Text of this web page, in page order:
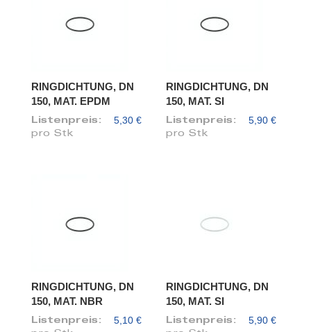
RINGDICHTUNG, DN
150, MAT. EPDM
Listenpreis: 5,30 €
pro Stk
RINGDICHTUNG, DN
150, MAT. SI
Listenpreis: 5,90 €
pro Stk
RINGDICHTUNG, DN
150, MAT. NBR
Listenpreis: 5,10 €
RINGDICHTUNG, DN
150, MAT. SI
Listenpreis: 5,90 €